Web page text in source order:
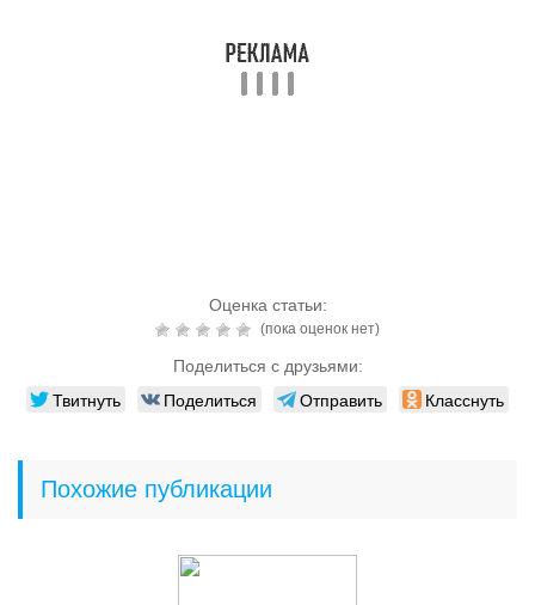
Оценка статьи:
(пока оценок нет)
Поделиться с друзьями:
Твитнуть Поделиться Отправить Класснуть
Похожие публикации